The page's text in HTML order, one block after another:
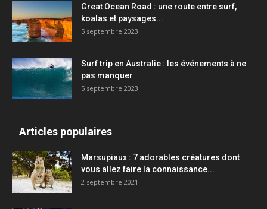
Great Ocean Road : une route entre surf,
koalas et paysages...
5 septembre 2023
Surf trip en Australie : les événements à ne
pas manquer
5 septembre 2023
Articles populaires
Marsupiaux : 7 adorables créatures dont
vous allez faire la connaissance...
2 septembre 2021